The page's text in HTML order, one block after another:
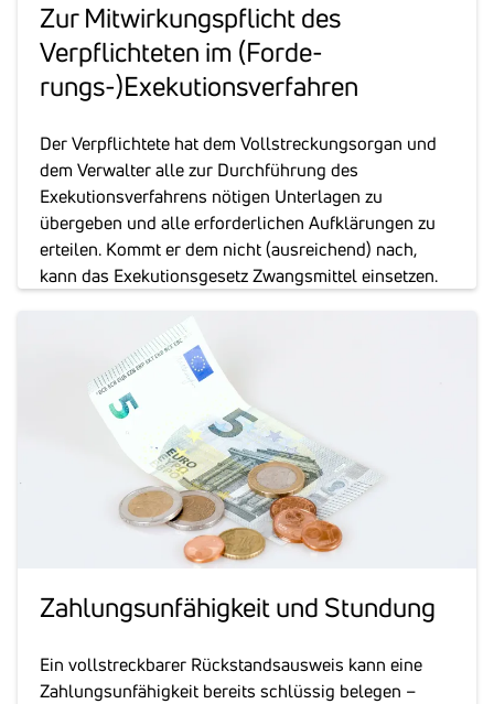
Zur Mitwir­kungs­pflicht des
Verpflich­teten im (Forde­
rungs-)Exeku­ti­ons­ver­fahren
Der Verpflichtete hat dem Vollstreckungsorgan und
dem Verwalter alle zur Durchführung des
Exekutionsverfahrens nötigen Unterlagen zu
übergeben und alle erforderlichen Aufklärungen zu
erteilen. Kommt er dem nicht (ausreichend) nach,
kann das Exekutionsgesetz Zwangsmittel einsetzen.
Zahlungs­un­fä­hig­keit und Stun­dung
Ein vollstreckbarer Rückstandsausweis kann eine
Zahlungsunfähigkeit bereits schlüssig belegen –